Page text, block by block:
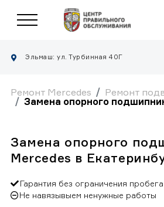
Эльмаш: ул. Турбинная 40Г
Ремонт Mercedes
Ремонт
Замена опорного
Замена опорного
Mercedes в
Гарантия без ограничения пробега
Не навязывыем ненужные работы